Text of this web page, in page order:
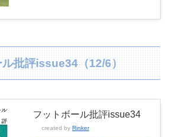
批評issue34（12/6）
フットボール批評issue34
created by Rinker